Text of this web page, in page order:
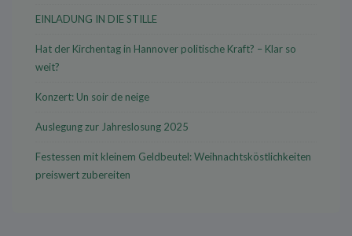
EINLADUNG IN DIE STILLE
Hat der Kirchentag in Hannover politische Kraft? – Klar so
weit?
Konzert: Un soir de neige
Auslegung zur Jahreslosung 2025
Festessen mit kleinem Geldbeutel: Weihnachtsköstlichkeiten
preiswert zubereiten